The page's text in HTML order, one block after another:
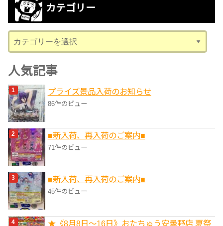
ブ
カテゴリー
テ
ゴ
リ
ー
人気記事
プライズ景品入荷のお知らせ
86件のビュー
■新入荷、再入荷のご案内■
71件のビュー
■新入荷、再入荷のご案内■
45件のビュー
★《8月8日～16日》おたちゅう安曇野店 夏祭